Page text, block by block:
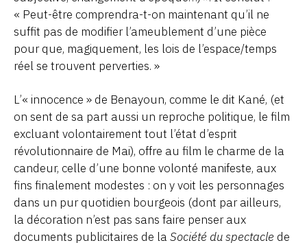
« Peut-être comprendra-t-on maintenant qu’il ne
suffit pas de modifier l’ameublement d’une pièce
pour que, magiquement, les lois de l’espace/temps
réel se trouvent perverties. »
L’« innocence » de Benayoun, comme le dit Kané, (et
on sent de sa part aussi un reproche politique, le film
excluant volontairement tout l’état d’esprit
révolutionnaire de Mai), offre au film le charme de la
candeur, celle d’une bonne volonté manifeste, aux
fins finalement modestes : on y voit les personnages
dans un pur quotidien bourgeois (dont par ailleurs,
la décoration n’est pas sans faire penser aux
documents publicitaires de la Société du spectacle de